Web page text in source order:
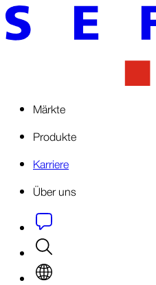
Märkte
Produkte
Karriere
Über uns